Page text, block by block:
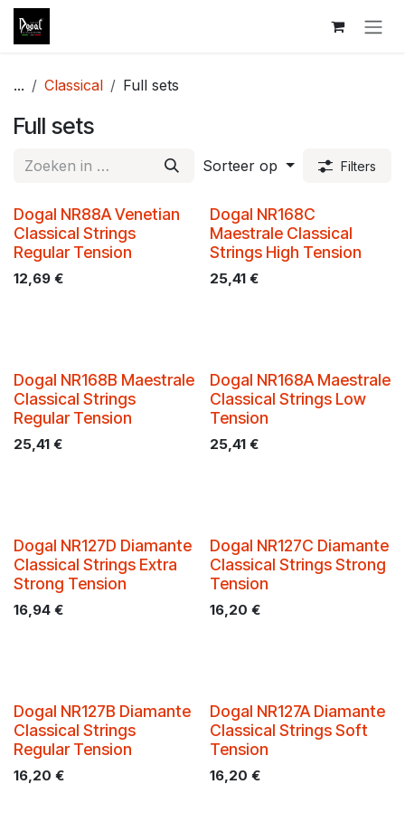
Overslaan naar inhoud
... Classical Full sets
Full sets
Sorteer op Filters
Dogal NR88A Venetian
Classical Strings
Regular Tension
12,69 €
Dogal NR168C
Maestrale Classical
Strings High Tension
25,41€
Dogal NR168B Maestrale
Classical Strings
Regular Tension
25,41 €
Dogal NR168A Maestrale
Classical Strings Low
Tension
25,41€
Dogal NR127D Diamante
Classical Strings Extra
Strong Tension
16,94 €
Dogal NR127C Diamante
Classical Strings Strong
Tension
16,20 €
Dogal NR127B Diamante
Classical Strings
Regular Tension
16,20 €
Dogal NR127A Diamante
Classical Strings Soft
Tension
16,20 €